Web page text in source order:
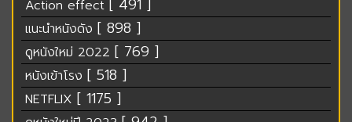
Action effect [ 491 ]
แนะนำหนังดัง [ 898 ]
ดูหนังใหม่ 2022 [ 769 ]
หนังเข้าโรง [ 518 ]
NETFLIX [ 1175 ]